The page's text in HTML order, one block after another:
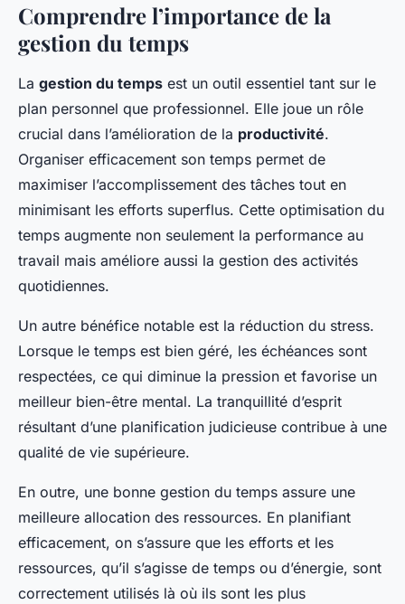
Comprendre l’importance de la
gestion du temps
La gestion du temps est un outil essentiel tant sur le
plan personnel que professionnel. Elle joue un rôle
crucial dans l’amélioration de la productivité.
Organiser efficacement son temps permet de
maximiser l’accomplissement des tâches tout en
minimisant les efforts superflus. Cette optimisation du
temps augmente non seulement la performance au
travail mais améliore aussi la gestion des activités
quotidiennes.
Un autre bénéfice notable est la réduction du stress.
Lorsque le temps est bien géré, les échéances sont
respectées, ce qui diminue la pression et favorise un
meilleur bien-être mental. La tranquillité d’esprit
résultant d’une planification judicieuse contribue à une
qualité de vie supérieure.
En outre, une bonne gestion du temps assure une
meilleure allocation des ressources. En planifiant
efficacement, on s’assure que les efforts et les
ressources, qu’il s’agisse de temps ou d’énergie, sont
correctement utilisés là où ils sont les plus